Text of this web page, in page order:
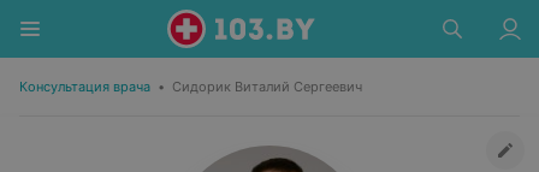
Консультация врача • Сидорик Виталий Сергеевич